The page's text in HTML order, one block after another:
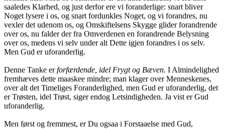
saaledes Klarhed, og just derfor ere vi foranderlige: snart bliver
Noget lysere i os, og snart fordunkles Noget, og vi forandres, nu
vexler det udenom os, og Omskiftelsens Skygge glider forandrende
over os, nu falder der fra Omverdenen en forandrende Belysning
over os, medens vi selv under alt Dette igjen forandres i os selv.
Men Gud er uforanderlig.
Denne Tanke erforfærdende, idel Frygt og Bæven. I Almindelighed
fremhæves dette maaskee mindre; man klager over Menneskenes,
over alt det Timeliges Foranderlighed, men Gud er uforanderlig, det
er Trøsten, idel Trøst, siger endog Letsindigheden. Ja vist er Gud
uforanderlig.
Men først og fremmest, er Du ogsaa i Forstaaelse med Gud,